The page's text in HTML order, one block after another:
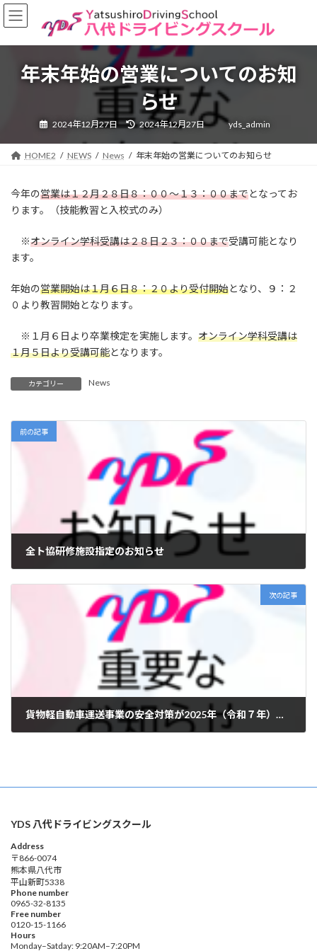
コ
ン
ン
ナ
ビ
ー
年末年始の営業についてのお知
らせ
2024年12月27日
最
終
新
日
2024年12月27日 yds_admin
HOME2 NEWS News 年末年始の営業についてのお知らせ
今年の営業は１２月２８日８：００～１３：００までとなってお
ります。（技能教習と入校式のみ）
※オンライン学科受講は２８日２３：００まで受講可能となり
ます。
年始の営業開始は１月６日８：２０より受付開始となり、９：２
０より教習開始となります。
※１月６日より卒業検定を実施します。 オンライン学科受講は
１月５日より受講可能となります。
カテゴリー News
前の記事
全ト協研修施設指定のお知らせ
次の記事
貨物軽自動車運送事業の安全対策が2025年（令和７年）４月より強化されることになりました。
YDS 八代ドライビングスクール
Address
〒866-0074
熊本県八代市
平山新町5338
Phone number
0965-32-8135
Free number
0120-15-1166
Hours
Monday–Satday: 9:20AM–7:20PM